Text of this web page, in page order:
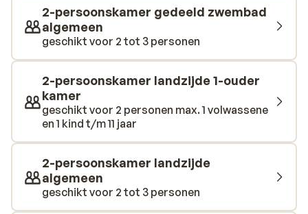
animatieteam wilt iedereen een leuke tijd bezorgen.
Voor kleine kinderen is er de miniclub, waar ze vriendjes
kunnen maken terwijl ze lekker aan het knutselen of
spelletjes aan het doen zijn. De modern ingerichte
kamers bieden een schitterend uitzicht over de zee of
het prachtige landschap. Relaxen en ontspannen staat
natuurlijk vaak centraal tijdens een vakantie en dat kan
prima in de warme zon, maar de ultieme ontspanning
vindt je in het wellnesscenter Welling Performance &
Spa Center, dat direct naast het hotel ligt met onder
andere een spa en fitness. Hier kun je je in de watten
laten leggen en genieten in de sauna, stoombad, en
warme en koude dompelbaden. Er zijn meerdere
2-persoonskamer gedeeld zwembad
algemeen
geschikt voor 2 tot 3 personen
2-persoonskamer landzijde 1-ouder
kamer
geschikt voor 2 personen max. 1 volwassene
en 1 kind t/m 11 jaar
2-persoonskamer landzijde
algemeen
geschikt voor 2 tot 3 personen